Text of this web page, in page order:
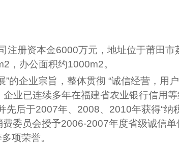
注册资本金6000万元，地址位于莆田市
，办公面积约1000m2。
”的企业宗旨，整体贯彻 “诚信经营，用
业已连续多年在福建省农业银行信用等
先后于2007年、2008、2010年获得“纳
委员会授予2006-2007年度省级诚信
项荣誉。